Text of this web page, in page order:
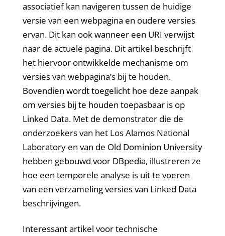
associatief kan navigeren tussen de huidige
versie van een webpagina en oudere versies
ervan. Dit kan ook wanneer een URI verwijst
naar de actuele pagina. Dit artikel beschrijft
het hiervoor ontwikkelde mechanisme om
versies van webpagina’s bij te houden.
Bovendien wordt toegelicht hoe deze aanpak
om versies bij te houden toepasbaar is op
Linked Data. Met de demonstrator die de
onderzoekers van het Los Alamos National
Laboratory en van de Old Dominion University
hebben gebouwd voor DBpedia, illustreren ze
hoe een temporele analyse is uit te voeren
van een verzameling versies van Linked Data
beschrijvingen.
Interessant artikel voor technische